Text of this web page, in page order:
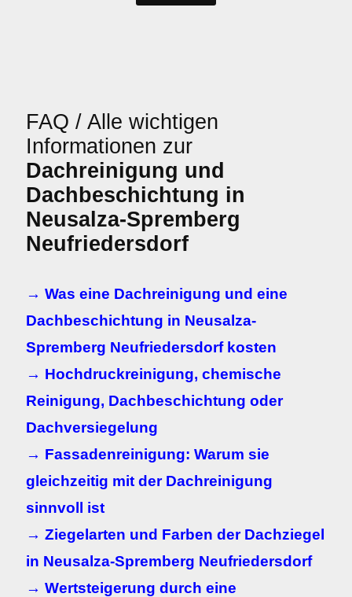
FAQ / Alle wichtigen
Informationen zur
Dachreinigung und
Dachbeschichtung in
Neusalza-Spremberg
Neufriedersdorf
→ Was eine Dachreinigung und eine
Dachbeschichtung in Neusalza-
Spremberg Neufriedersdorf kosten
→ Hochdruckreinigung, chemische
Reinigung, Dachbeschichtung oder
Dachversiegelung
→ Fassadenreinigung: Warum sie
gleichzeitig mit der Dachreinigung
sinnvoll ist
→ Ziegelarten und Farben der Dachziegel
in Neusalza-Spremberg Neufriedersdorf
→ Wertsteigerung durch eine